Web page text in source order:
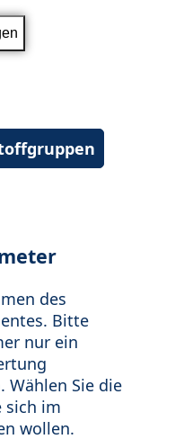
des
Bitte
nur ein
Wählen Sie die
sich im
wollen.